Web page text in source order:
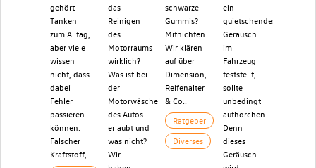
gehört
Tanken
zum Alltag,
aber viele
wissen
nicht, dass
dabei
Fehler
passieren
können.
Falscher
Kraftstoff,...
das
Reinigen
des
Motorraums
wirklich?
Was ist bei
der
Motorwäsche
des Autos
erlaubt und
was nicht?
Wir
schwarze
Gummis?
Mitnichten.
Wir klären
auf über
Dimension,
Reifenalter
& Co..
Ratgeber
Diverses
ein
quietschendes
Geräusch
im
Fahrzeug
feststellt,
sollte
unbedingt
aufhorchen.
Denn
dieses
Geräusch